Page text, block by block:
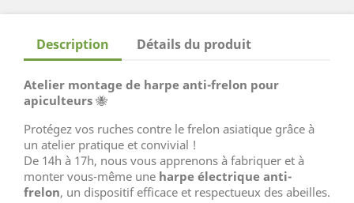
Description Détails du produit
Atelier montage de harpe anti-frelon pour
apiculteurs 🐝
Protégez vos ruches contre le frelon asiatique grâce à
un atelier pratique et convivial !
De 14h à 17h, nous vous apprenons à fabriquer et à
monter vous-même une harpe électrique anti-
frelon, un dispositif efficace et respectueux des abeilles.